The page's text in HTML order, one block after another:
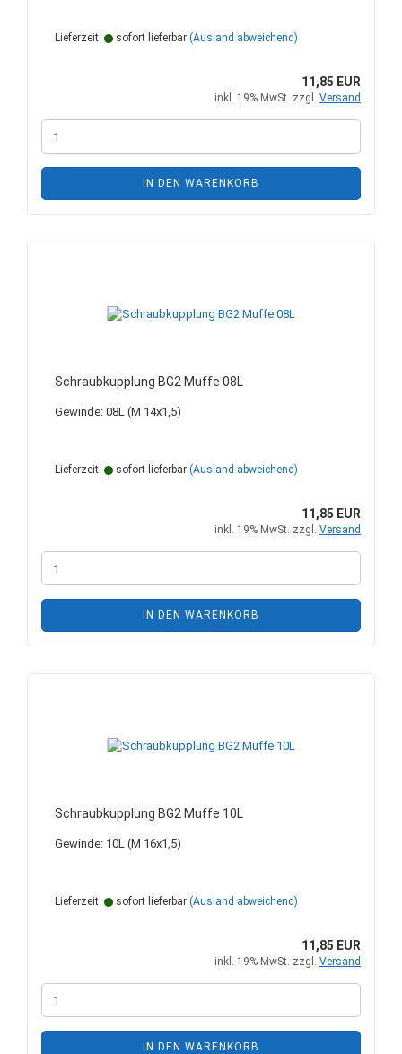
Lieferzeit: sofort lieferbar (Ausland abweichend)
11,85 EUR
inkl. 19% MwSt. zzgl. Versand
IN DEN WARENKORB
Schraubkupplung BG2 Muffe 08L
Gewinde: 08L (M 14x1,5)
Lieferzeit: sofort lieferbar (Ausland abweichend)
11,85 EUR
inkl. 19% MwSt. zzgl. Versand
IN DEN WARENKORB
Schraubkupplung BG2 Muffe 10L
Gewinde: 10L (M 16x1,5)
Lieferzeit: sofort lieferbar (Ausland abweichend)
11,85 EUR
inkl. 19% MwSt. zzgl. Versand
IN DEN WARENKORB